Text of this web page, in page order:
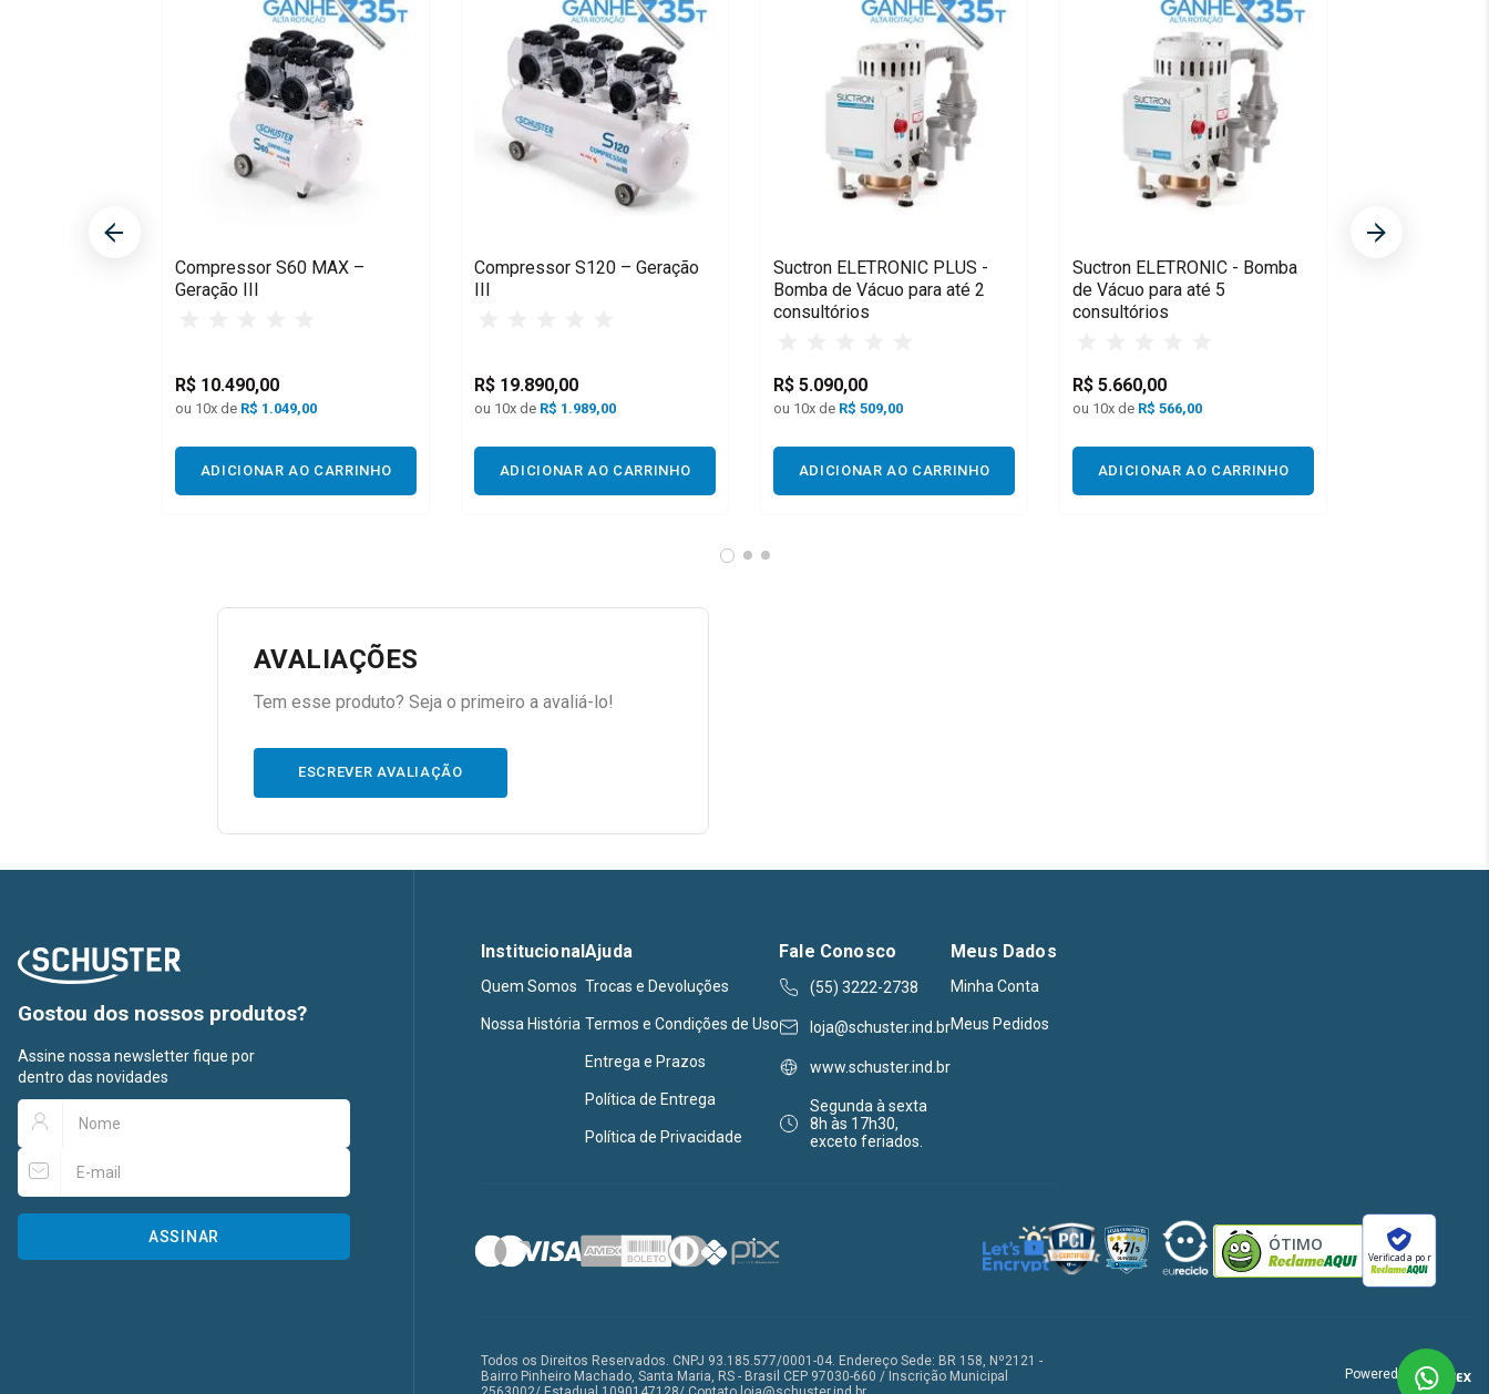
Voltagem
220V
Compressor S60 MAX –
Geração III
R$ 10.490,00
ou 10x de R$ 1.049,00
ADICIONAR AO CARRINHO
Voltagem
220V
Compressor S120 – Geração
III
R$ 19.890,00
ou 10x de R$ 1.989,00
ADICIONAR AO CARRINHO
Suctron ELETRONIC PLUS -
Bomba de Vácuo para até 2
consultórios
R$ 5.090,00
ou 10x de R$ 509,00
ADICIONAR AO CARRINHO
Suctron ELETRONIC - Bomba
de Vácuo para até 5
consultórios
R$ 5.660,00
ou 10x de R$ 566,00
ADICIONAR AO CARRINHO
AVALIAÇÕES
Tem esse produto? Seja o primeiro a avaliá-lo!
ESCREVER AVALIAÇÃO
Gostou dos nossos produtos?
Assine nossa newsletter fique por
dentro das novidades
ASSINAR
Institucional
Quem Somos
Nossa História
Ajuda
Trocas e Devoluções
Termos e Condições de Uso
Entrega e Prazos
Política de Entrega
Política de Privacidade
Fale Conosco
(55) 3222-2738
loja@schuster.ind.br
www.schuster.ind.br
Segunda à sexta
8h às 17h30,
exceto feriados.
Meus Dados
Minha Conta
Meus Pedidos
ÓTIMO
Verificada por
Todos os Direitos Reservados. CNPJ 93.185.577/0001-04. Endereço Sede: BR 158, Nº2121 -
Bairro Pinheiro Machado, Santa Maria, RS - Brasil CEP 97030-660 / Inscrição Municipal
Powered by